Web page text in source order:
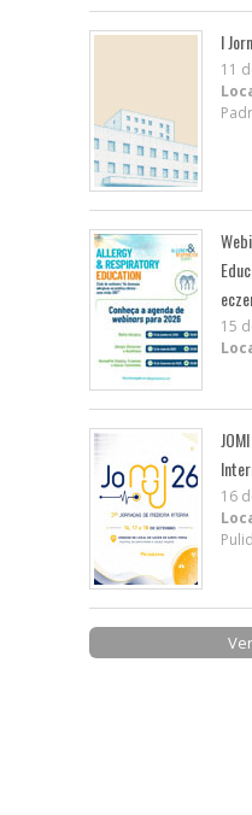
I
11
15
16